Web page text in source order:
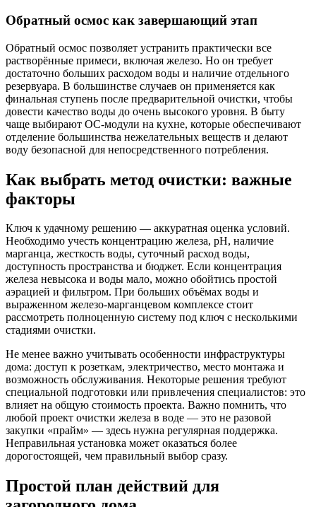
Обратный осмос как завершающий этап
Обратный осмос позволяет устранить практически все
растворённые примеси, включая железо. Но он требует
достаточно больших расходом воды и наличие отдельного
резервуара. В большинстве случаев он применяется как
финальная ступень после предварительной очистки, чтобы
довести качество воды до очень высокого уровня. В быту
чаще выбирают ОС-модули на кухне, которые обеспечивают
отделение большинства нежелательных веществ и делают
воду безопасной для непосредственного потребления.
Как выбрать метод очистки: важные
факторы
Ключ к удачному решению — аккуратная оценка условий.
Необходимо учесть концентрацию железа, рН, наличие
марганца, жесткость воды, суточный расход воды,
доступность пространства и бюджет. Если концентрация
железа невысока и воды мало, можно обойтись простой
аэрацией и фильтром. При больших объёмах воды и
выраженном железо-марганцевом комплексе стоит
рассмотреть полноценную систему под ключ с несколькими
стадиями очистки.
Не менее важно учитывать особенности инфраструктуры
дома: доступ к розеткам, электричество, место монтажа и
возможность обслуживания. Некоторые решения требуют
специальной подготовки или привлечения специалистов: это
влияет на общую стоимость проекта. Важно помнить, что
любой проект очистки железа в воде — это не разовой
закупки «прайм» — здесь нужна регулярная поддержка.
Неправильная установка может оказаться более
дорогостоящей, чем правильный выбор сразу.
Простой план действий для